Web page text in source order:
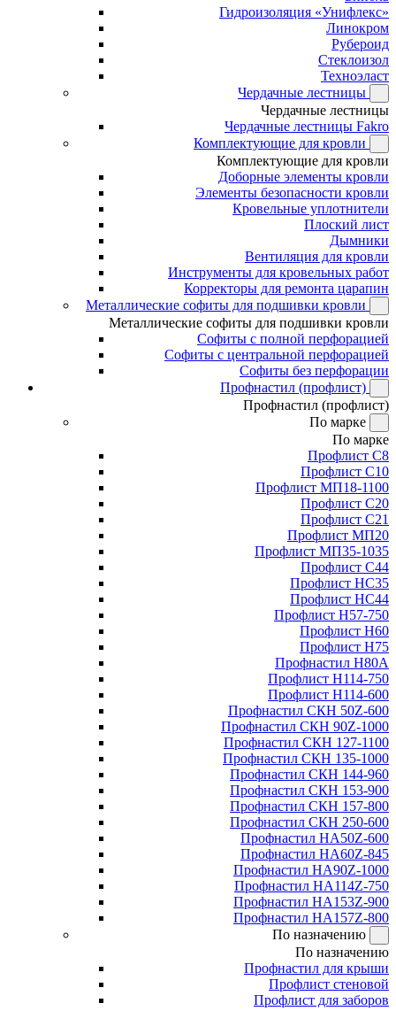
Гидроизоляция «Унифлекс»
Линокром
Рубероид
Стеклоизол
Техноэласт
Чердачные лестницы
Чердачные лестницы
Чердачные лестницы Fakro
Комплектующие для кровли
Комплектующие для кровли
Доборные элементы кровли
Элементы безопасности кровли
Кровельные уплотнители
Плоский лист
Дымники
Вентиляция для кровли
Инструменты для кровельных работ
Корректоры для ремонта царапин
Металлические софиты для подшивки кровли
Металлические софиты для подшивки кровли
Софиты с полной перфорацией
Софиты с центральной перфорацией
Софиты без перфорации
Профнастил (профлист)
Профнастил (профлист)
По марке
По марке
Профлист С8
Профлист С10
Профлист МП18-1100
Профлист С20
Профлист С21
Профлист МП20
Профлист МП35-1035
Профлист С44
Профлист НС35
Профлист НС44
Профлист Н57-750
Профлист Н60
Профлист Н75
Профнастил Н80А
Профлист Н114-750
Профлист Н114-600
Профнастил СКН 50Z-600
Профнастил СКН 90Z-1000
Профнастил СКН 127-1100
Профнастил СКН 135-1000
Профнастил СКН 144-960
Профнастил СКН 153-900
Профнастил СКН 157-800
Профнастил СКН 250-600
Профнастил НА50Z-600
Профнастил НА60Z-845
Профнастил НА90Z-1000
Профнастил НА114Z-750
Профнастил НА153Z-900
Профнастил НА157Z-800
По назначению
По назначению
Профнастил для крыши
Профлист стеновой
Профлист для заборов